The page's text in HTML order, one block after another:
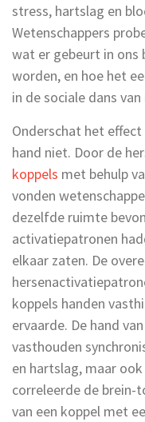
stress, hartslag en
Wetenschappers
wat er gebeurt in ons
worden, en hoe het
in de sociale dans
Onderschat het
hand niet. Door de
koppels met behulp
vonden
dezelfde ruimte
activatiepatronen
elkaar zaten. De
koppels handen
ervaarde. De hand
vasthouden
en hartslag, maar
correleerde de brein-
van een koppel met